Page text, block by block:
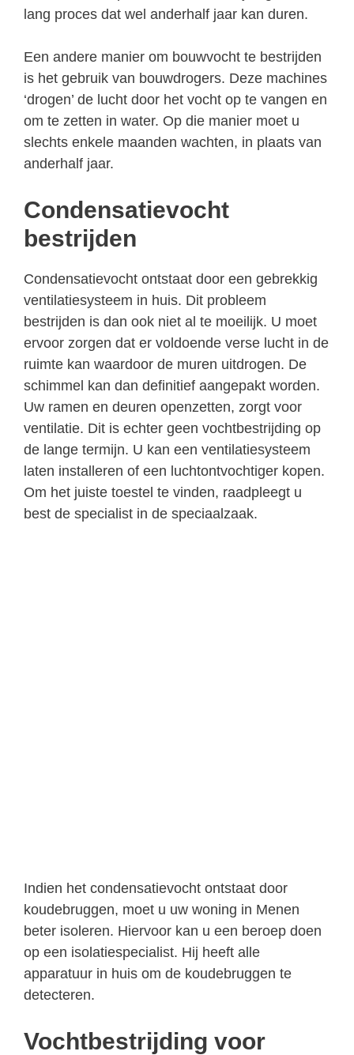
lang proces dat wel anderhalf jaar kan duren.
Een andere manier om bouwvocht te bestrijden
is het gebruik van bouwdrogers. Deze machines
‘drogen’ de lucht door het vocht op te vangen en
om te zetten in water. Op die manier moet u
slechts enkele maanden wachten, in plaats van
anderhalf jaar.
Condensatievocht
bestrijden
Condensatievocht ontstaat door een gebrekkig
ventilatiesysteem in huis. Dit probleem
bestrijden is dan ook niet al te moeilijk. U moet
ervoor zorgen dat er voldoende verse lucht in de
ruimte kan waardoor de muren uitdrogen. De
schimmel kan dan definitief aangepakt worden.
Uw ramen en deuren openzetten, zorgt voor
ventilatie. Dit is echter geen vochtbestrijding op
de lange termijn. U kan een ventilatiesysteem
laten installeren of een luchtontvochtiger kopen.
Om het juiste toestel te vinden, raadpleegt u
best de specialist in de speciaalzaak.
Indien het condensatievocht ontstaat door
koudebruggen, moet u uw woning in Menen
beter isoleren. Hiervoor kan u een beroep doen
op een isolatiespecialist. Hij heeft alle
apparatuur in huis om de koudebruggen te
detecteren.
Vochtbestrijding voor